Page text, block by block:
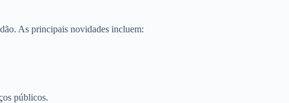
As principais novidades incluem:
públicos.